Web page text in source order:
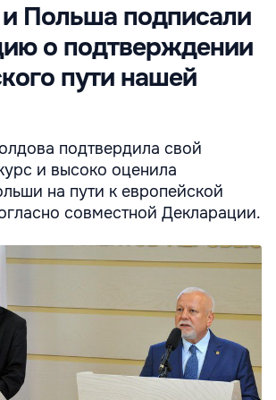
Польша подписали
о подтверждении
пути нашей
подтвердила свой
и высоко оценила
на пути к европейской
совместной Декларации.